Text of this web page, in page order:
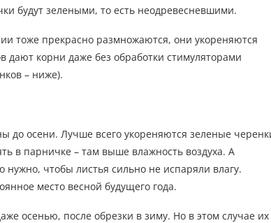
будут зелеными, то есть неодревесневшими.
тоже прекрасно размножаются, они укореняются
корни даже без обработки стимуляторами
– ниже).
до осени. Лучше всего укореняются зеленые
в парничке – там выше влажность воздуха. А
чтобы листья сильно не испаряли влагу.
место весной будущего года.
осенью, после обрезки в зиму. Но в этом случае их